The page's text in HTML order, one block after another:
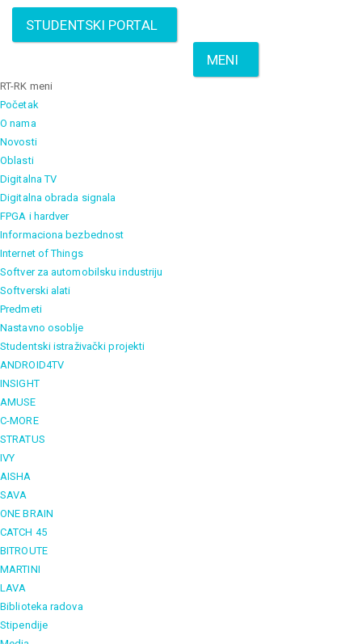
STUDENTSKI PORTAL
MENI
RT-RK meni
Početak
O nama
Novosti
Oblasti
Digitalna TV
Digitalna obrada signala
FPGA i hardver
Informaciona bezbednost
Internet of Things
Softver za automobilsku industriju
Softverski alati
Predmeti
Nastavno osoblje
Studentski istraživački projekti
ANDROID4TV
INSIGHT
AMUSE
C-MORE
STRATUS
IVY
AISHA
SAVA
ONE BRAIN
CATCH 45
BITROUTE
MARTINI
LAVA
Biblioteka radova
Stipendije